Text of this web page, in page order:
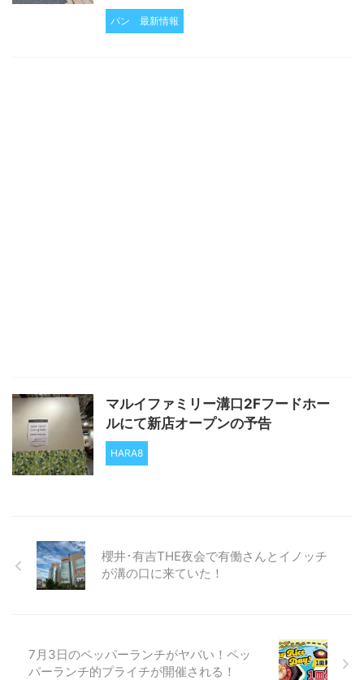
パン 最新情報
マルイファミリー溝口2Fフードホー
ルにて新店オープンの予告
HARA8
櫻井･有吉THE夜会で有働さんとイノッチ
が溝の口に来ていた！
7月3日のペッパーランチがヤバい！ペッ
パーランチ的プライチが開催される！